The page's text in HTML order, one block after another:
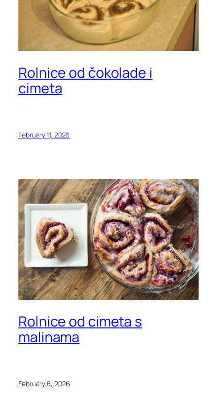
Rolnice od čokolade i
cimeta
February 11, 2026
Rolnice od cimeta s
malinama
February 6, 2026